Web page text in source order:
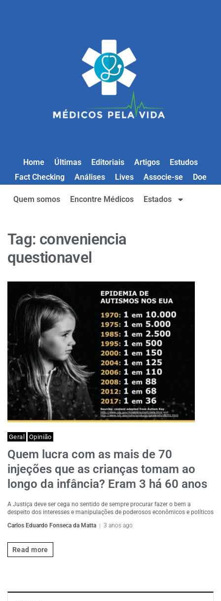
Home Últimas Editoriais Artigos
Estudos
Fact Checking
Análises Lives Associe-se Doe
Quem somos Encontre Médicos Estados
Tag: conveniencia
questionavel
Geral Opinião
Quem lucra com as mais de 70
injeções que as crianças tomam ao
longo da infância? Eram 3 há 60 anos
A Justiça deve ser cega no sentido de sempre procurar fazer o bem a
despeito dos interesses e manipulações de poderosos econômicos e políticos
Carlos Eduardo Fonseca da Matta
3 anos ago
Read more